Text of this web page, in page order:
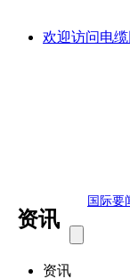
欢迎访问电
资讯
国际要
资讯